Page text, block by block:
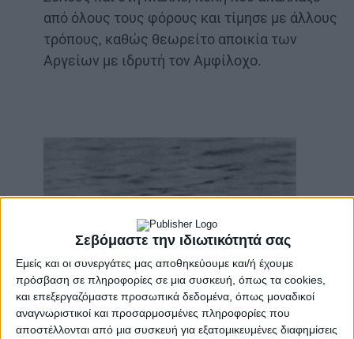
Σεβόμαστε την ιδιωτικότητά σας
Εμείς και οι συνεργάτες μας αποθηκεύουμε και/ή έχουμε
πρόσβαση σε πληροφορίες σε μια συσκευή, όπως τα cookies,
και επεξεργαζόμαστε προσωπικά δεδομένα, όπως μοναδικοί
αναγνωριστικοί και προσαρμοσμένες πληροφορίες που
αποστέλλονται από μια συσκευή για εξατομικευμένες διαφημίσεις
από όλους τους φόρους και τίμησε με άλλους
τρόπους, καθώς θεωρείτο αποικία των
Αργείων με ιδρυτή τον Αμφίλοχο.